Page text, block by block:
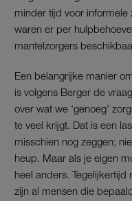
minder tijd voor informele
waren er per
mantelzorgers
Een belangrijke manier
is volgens Berger de
over wat we ‘genoeg’
te veel krijgt. Dat is een
misschien nog zeggen;
heup. Maar als je eigen
heel anders.
zijn al mensen die